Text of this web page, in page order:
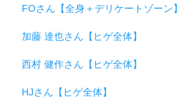
FOさん【全身＋デリケートゾーン】
加藤 達也さん【ヒゲ全体】
西村 健作さん【ヒゲ全体】
HJさん【ヒゲ全体】